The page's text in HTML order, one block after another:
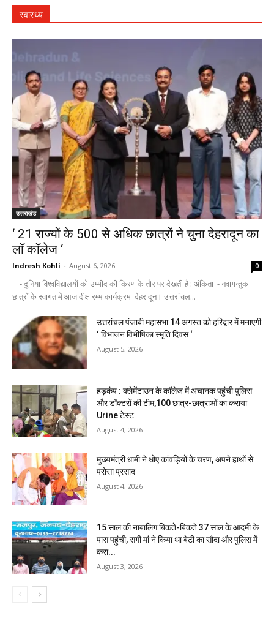
स्वास्थ्य
उत्तराखंड
‘ 21 राज्यों के 500 से अधिक छात्रों ने चुना देहरादून का
लाॅ काॅलेज ‘
Indresh Kohli - August 6, 2026 0
- दुनिया विश्वविद्यालयों को उम्मीद की किरण के तौर पर देखती है : अंकिता - नवागन्तुक
छात्रों के स्वागत में आज दीक्षारम्भ कार्यक्रम देहरादून। उत्तरांचल...
उत्तरांचल पंजाबी महासभा 14 अगस्त को हरिद्वार में मनाएगी
‘ विभाजन विभीषिका स्मृति दिवस ‘
August 5, 2026
हड़कंप : क्लेमेंटाउन के कॉलेज में अचानक पहुंची पुलिस
और डॉक्टरों की टीम,100 छात्र-छात्राओं का कराया
Urine टेस्ट
August 4, 2026
मुख्यमंत्री धामी ने धोए कांवड़ियों के चरण, अपने हाथों से
परोसा प्रसाद
August 4, 2026
15 साल की नाबालिग बिकते-बिकते 37 साल के आदमी के
पास पहुंची, सगी मां ने किया था बेटी का सौदा और पुलिस में
करा...
August 3, 2026